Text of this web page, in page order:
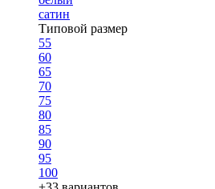
сатин
Типовой размер
55
60
65
70
75
80
85
90
95
100